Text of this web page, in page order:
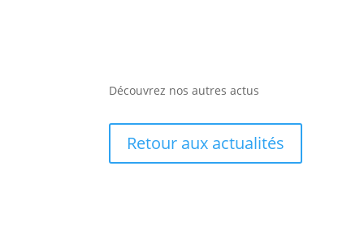
Découvrez nos autres actus
Retour aux actualités